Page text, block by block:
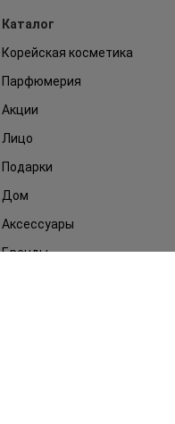
Каталог
Корейская косметика
Парфюмерия
Акции
Лицо
Подарки
Дом
Аксессуары
Бренды